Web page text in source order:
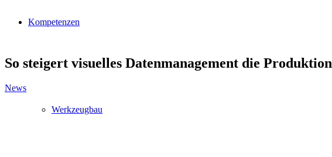
Kompetenzen
Werkzeugbau
So steigert visuelles Datenmanagement die Produktion
News